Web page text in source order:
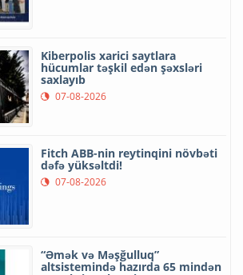
Kiberpolis xarici saytlara
hücumlar təşkil edən şəxsləri
saxlayıb
07-08-2026
Fitch ABB-nin reytinqini növbəti
dəfə yüksəltdi!
07-08-2026
“Əmək və Məşğulluq”
altsistemində hazırda 65 mindən